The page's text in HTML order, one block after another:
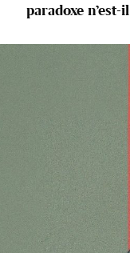
paradoxe